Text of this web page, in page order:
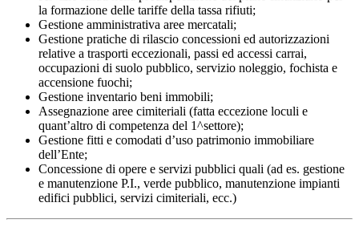
la formazione delle tariffe della tassa rifiuti;
Gestione amministrativa aree mercatali;
Gestione pratiche di rilascio concessioni ed autorizzazioni
relative a trasporti eccezionali, passi ed accessi carrai,
occupazioni di suolo pubblico, servizio noleggio, fochista e
accensione fuochi;
Gestione inventario beni immobili;
Assegnazione aree cimiteriali (fatta eccezione loculi e
quant’altro di competenza del 1^settore);
Gestione fitti e comodati d’uso patrimonio immobiliare
dell’Ente;
Concessione di opere e servizi pubblici quali (ad es. gestione
e manutenzione P.I., verde pubblico, manutenzione impianti
edifici pubblici, servizi cimiteriali, ecc.)